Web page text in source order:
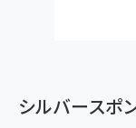
シルバースポ